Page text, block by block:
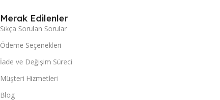
Merak Edilenler
Sıkça Sorulan Sorular
Ödeme Seçenekleri
İade ve Değişim Süreci
Müşteri Hizmetleri
Blog